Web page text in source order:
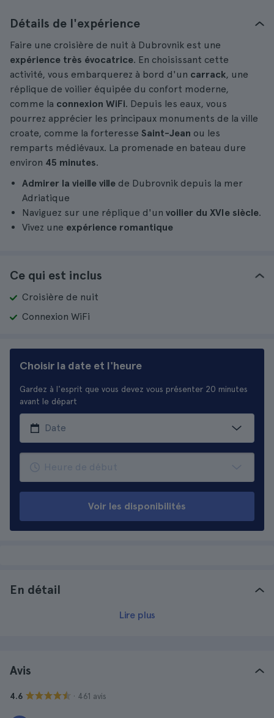
Détails de l'expérience
Faire une croisière de nuit à Dubrovnik est une
expérience très évocatrice. En choisissant cette
activité, vous embarquerez à bord d'un carrack, une
réplique de voilier équipée du confort moderne,
comme la connexion WiFi. Depuis les eaux, vous
pourrez apprécier les principaux monuments de la ville
croate, comme la forteresse Saint-Jean ou les
remparts médiévaux. La promenade en bateau dure
environ 45 minutes.
Admirer la vieille ville de Dubrovnik depuis la mer
Adriatique
Naviguez sur une réplique d'un voilier du XVIe siècle.
Vivez une expérience romantique
Ce qui est inclus
Croisière de nuit
Connexion WiFi
Choisir la date et l'heure
Gardez à l'esprit que vous devez vous présenter 20 minutes
avant le départ
Voir les disponibilités
En détail
Lire plus
Avis
4.6 · 461 avis